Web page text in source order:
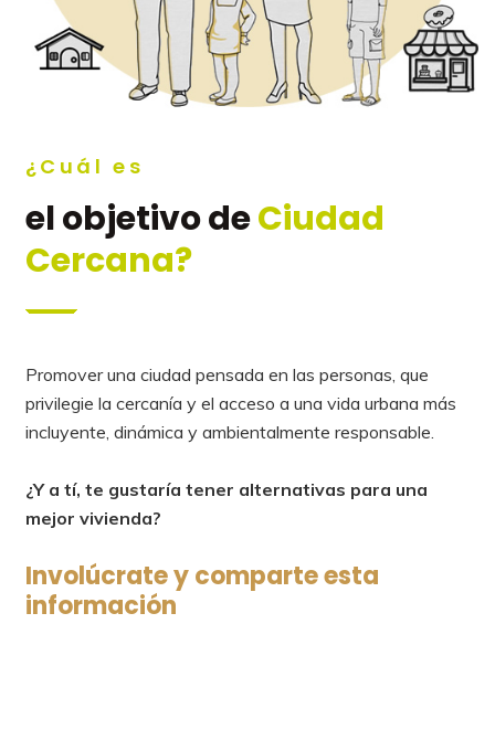
¿Cuál es
el objetivo deCiudad
Cercana?
Promover una ciudad pensada en las personas, que
privilegie la cercanía y el acceso a una vida urbana más
incluyente, dinámica y ambientalmente responsable.
¿Y a tí, te gustaría tener alternativas para una
mejor vivienda?
Involúcrate y comparte esta
información